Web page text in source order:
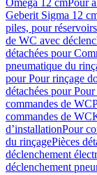
Omega 12 cmPour
Geberit Sigma 12
piles, pour
de WC avec
détachées pour
pneumatique du
pour Pour rinçage
détachées pour
commandes de WC
commandes de WC
d’installationPour
du rinçagePièces
déclenchement
déclenchement